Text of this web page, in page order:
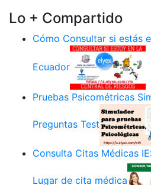
Lo + Compartido
Cómo Consultar si estás
Ecuador
Pruebas Psicométricas
Preguntas Test
Consulta Citas Médicas
Lugar de cita médica